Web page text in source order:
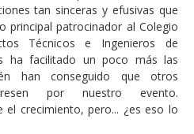
tan sinceras y efusivas que
principal patrocinador al Colegio
Técnicos e Ingenieros de
ha facilitado un poco más las
han conseguido que otros
por nuestro evento.
el crecimiento, pero... ¿es eso lo